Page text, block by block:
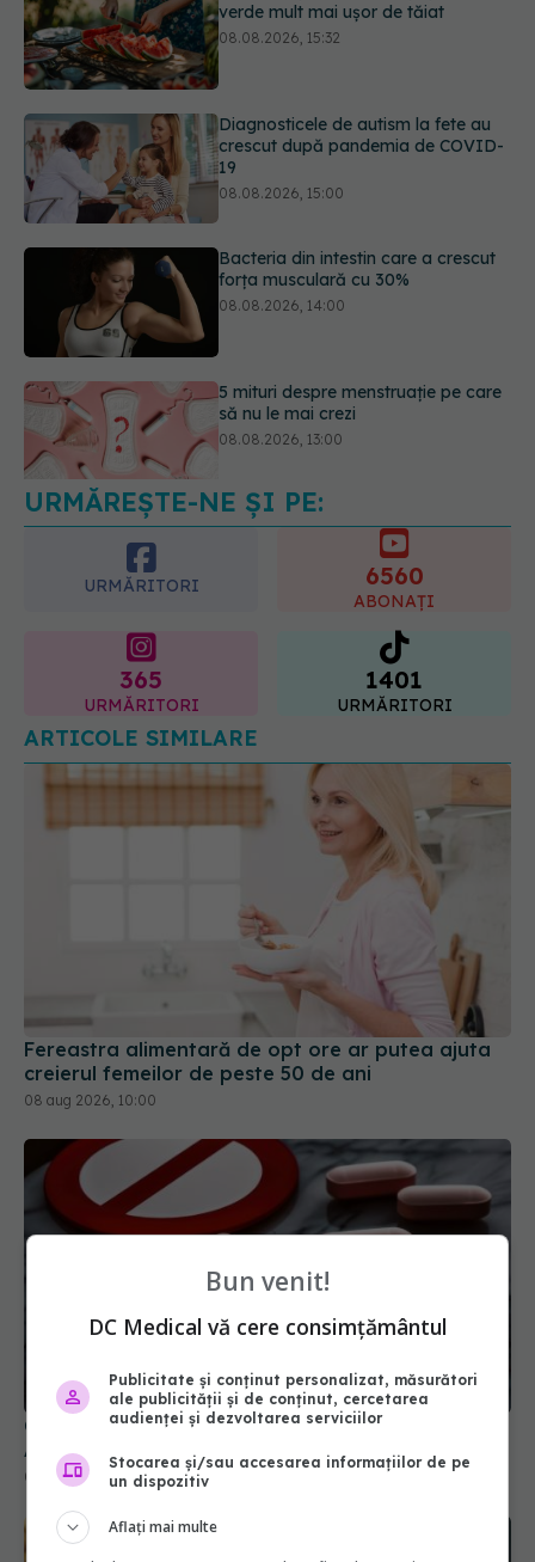
crescut după pandemia de COVID-
19
Bacteria din intestin care a crescut
forța musculară cu 30%
08.08.2026, 14:00
5 mituri despre menstruație pe care
să nu le mai crezi
08.08.2026, 13:00
Medicamentul folosit de peste 60 de
ani care acționează într-un loc
neașteptat
URMĂREȘTE-NE ȘI PE:
URMĂRITORI 6560
ABONAȚI
365
URMĂRITORI
1401
URMĂRITORI
ARTICOLE SIMILARE
Fereastra alimentară de opt ore ar putea ajuta
creierul femeilor de peste 50 de ani
08 aug 2026, 10:00
Colebil și Panzcebil, blocate temporar în farmacii.
ANMDMR explică de ce a luat măsura
06 aug 2026, 16:37
Bun venit!
DC Medical vă cere consimțământul
Publicitate și conținut personalizat, măsurători
ale publicității și de conținut, cercetarea
audienței și dezvoltarea serviciilor
Stocarea și/sau accesarea informațiilor de pe
un dispozitiv
Aflați mai multe